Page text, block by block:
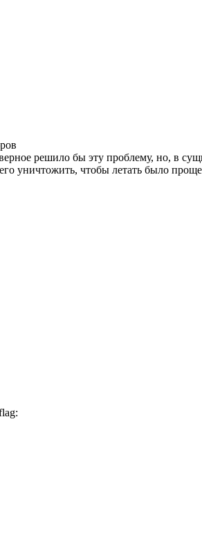
решило бы эту проблему, но, в
уничтожить, чтобы летать было проще